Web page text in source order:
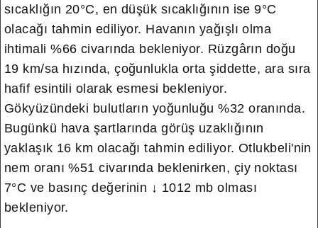
sıcaklığın 20°C, en düşük sıcaklığının ise 9°C
olacağı tahmin ediliyor. Havanın yağışlı olma
ihtimali %66 civarında bekleniyor. Rüzgârın doğu
19 km/sa hızında, çoğunlukla orta şiddette, ara sıra
hafif esintili olarak esmesi bekleniyor.
Gökyüzündeki bulutların yoğunluğu %32 oranında.
Bugünkü hava şartlarında görüş uzaklığının
yaklaşık 16 km olacağı tahmin ediliyor. Otlukbeli'nin
nem oranı %51 civarında beklenirken, çiy noktası
7°C ve basınç değerinin ↓ 1012 mb olması
bekleniyor.